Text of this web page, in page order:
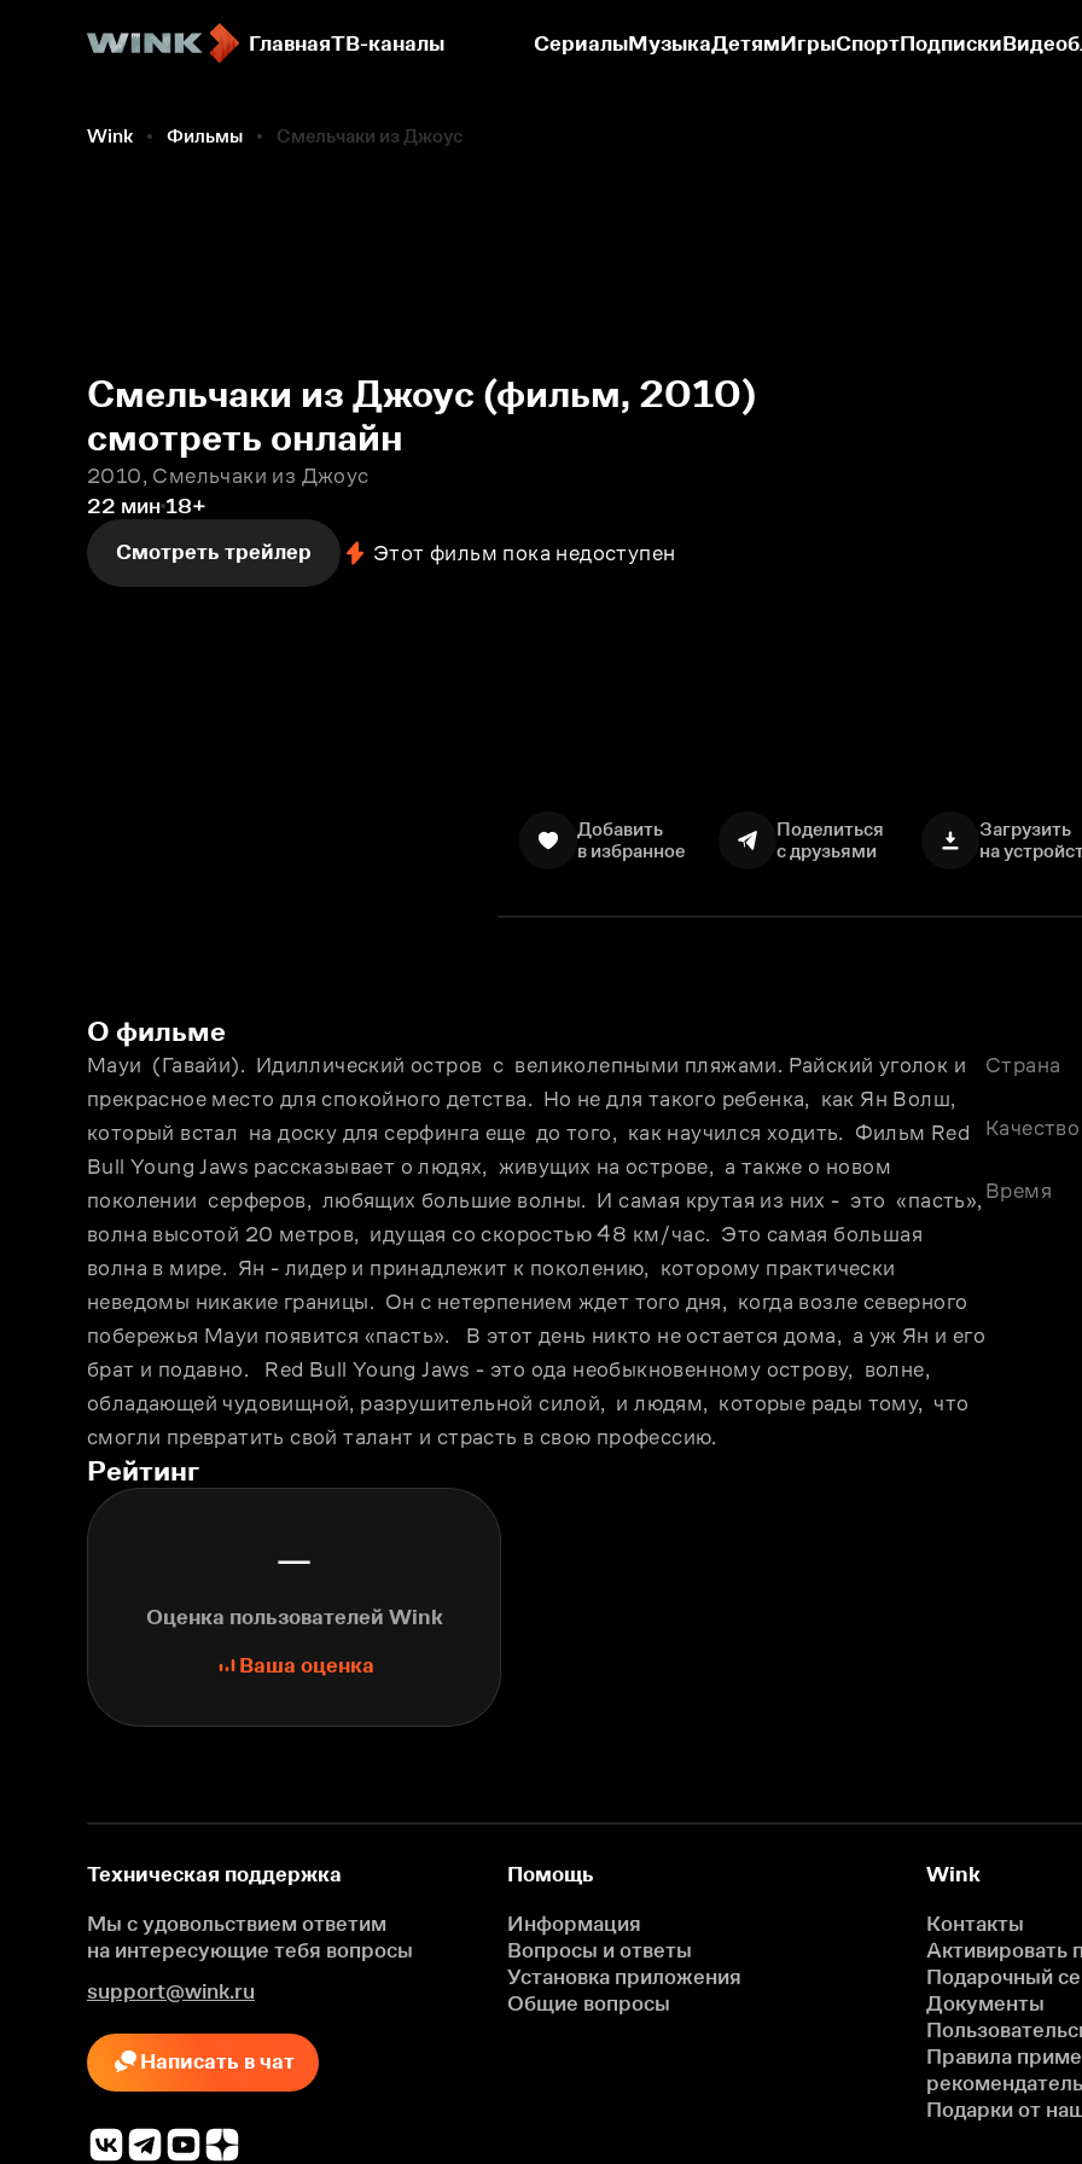
ГлавнаяТВ-каналы СериалыМузыкаДетямИгрыСпортПодписки
Wink Фильмы Смельчаки из Джоус
Смельчаки из Джоус (фильм, 2010)
смотреть онлайн
2010, Смельчаки из Джоус
22 мин 18+
Смотреть трейлер
Этот фильм пока недоступен
Добавить
в избранное
Поделиться
с друзьями
Загрузить
на
О фильме
Maуи  (Гавайи).  Идиллический остров  с  великолепными пляжами. Райский уголок и
прекрасное место для спокойного детства.  Но не для такого ребенка,  как Ян Волш,
который встал  на доску для серфинга еще  до того,  как научился ходить.  Фильм Red
Bull Young Jaws рассказывает о людях,  живущих на острове,  а также о новом
поколении  серферов,  любящих большие волны.  И самая крутая из них -  это  «пасть»,
волна высотой 20 метров,  идущая со скоростью 48 км/час.  Это самая большая
волна в мире.  Ян - лидер и принадлежит к поколению,  которому практически
неведомы никакие границы.  Он с нетерпением ждет того дня,  когда возле северного
побережья Мауи появится «пасть».   В этот день никто не остается дома,  а уж Ян и его
брат и подавно.   Red Bull Young Jaws - это ода необыкновенному острову,  волне,
обладающей чудовищной, разрушительной силой,  и людям,  которые рады тому,  что
смогли превратить свой талант и страсть в свою профессию.
Страна
Качество
Время
Рейтинг
—
Оценка пользователей Wink
Ваша оценка
Техническая поддержка
Мы с удовольствием ответим
на интересующие тебя вопросы
support@wink.ru
Написать в чат
Помощь
Информация
Вопросы и ответы
Установка приложения
Общие вопросы
Wink
Контакты
Активировать
Подарочный
Документы
Правила
Подарки от